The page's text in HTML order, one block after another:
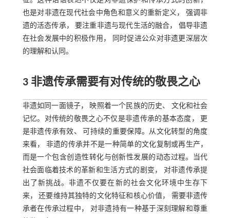
也是对非遗在现代社会中角色和意义的重新定义， 强调非
遗的活态传承， 要注重非遗与现代生活的融合， 倡导非遗
在社会发展中的积极作用， 同时促进公众对非遗更深层次
的理解和认同。
3 非遗传承需要有对传统的敬畏之心
非遗如同一面镜子， 映照着一个民族的历史、 文化和社会
记忆。对传统的敬畏之心不仅是非遗传承的基本态度， 更
是非遗传承有效、 可持续的重要保障。从文化转型的角度
来看， 非遗的传承并不是一种简单的文化复制或再生产，
而是一个包含创造性转化与创新性发展的动态过程。当代
社会面临着技术的革新和生活方式的剧变， 对非遗传承提
出了新挑战。非遗不仅要在新的社会文化环境中生存下
来， 还要维持其独特的文化特征和核心价值， 需要非遗传
承者在传承过程中， 对非遗持有一种基于深刻理解和尊重